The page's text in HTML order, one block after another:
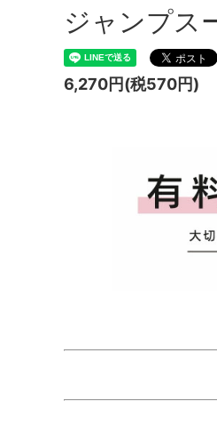
ジャンプス
6,270円(税570円)